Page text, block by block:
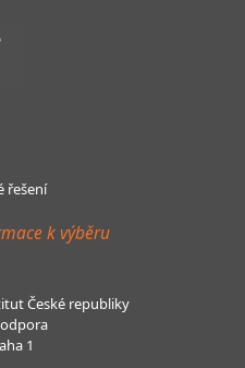
řešení
k výběru
České republiky
1